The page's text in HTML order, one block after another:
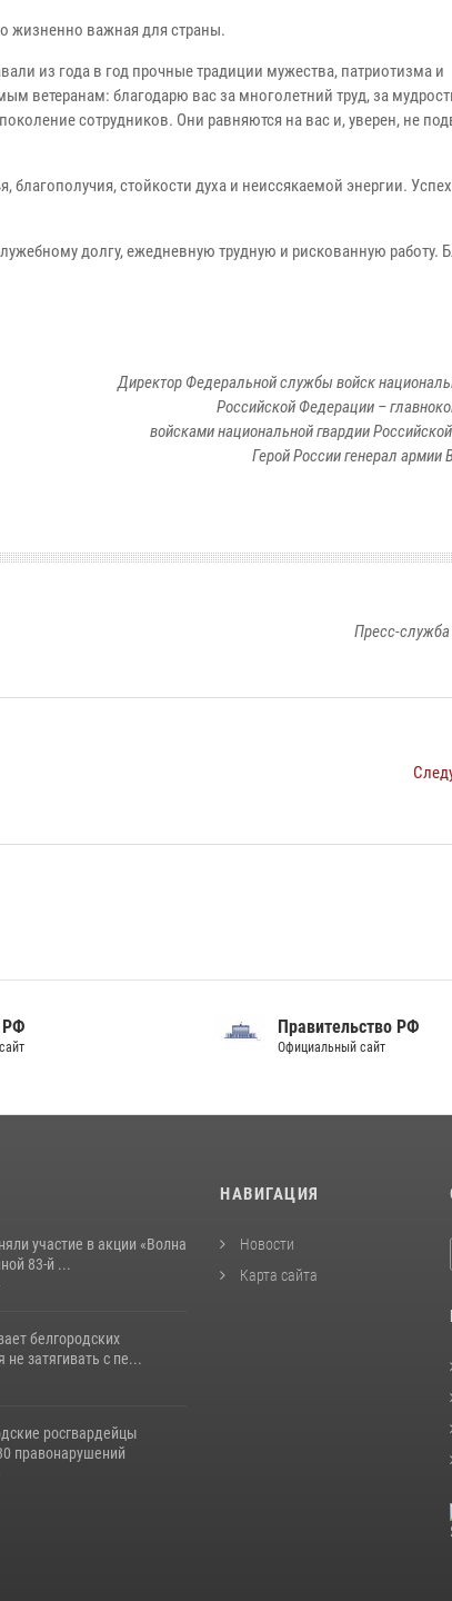
жизненно важная для страны.
из года в год прочные традиции мужества, патриотизма и
ветеранам: благодарю вас за многолетний труд, за
сотрудников. Они равняются на вас и, уверен, не
стойкости духа и неиссякаемой энергии.
долгу, ежедневную трудную и рискованную работу.
Директор Федеральной службы войск
Российской Федерации –
войсками национальной гвардии
Герой России генерал армии
Пресс-служба
РФ Правительство РФ
Официальный сайт
участие в акции «Волна
83‑й ...
белгородских
затягивать с пе...
росгвардейцы
правонарушений
НАВИГАЦИЯ
Новости
Карта сайта